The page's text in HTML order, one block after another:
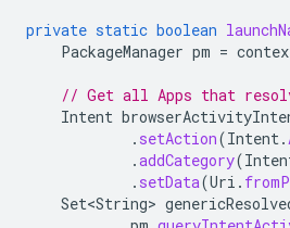
private static boolean
PackageManager pm =
// Get all Apps that
Intent
. setAction(Intent.
.addCategory(
. setData(Uri .
Set<String>